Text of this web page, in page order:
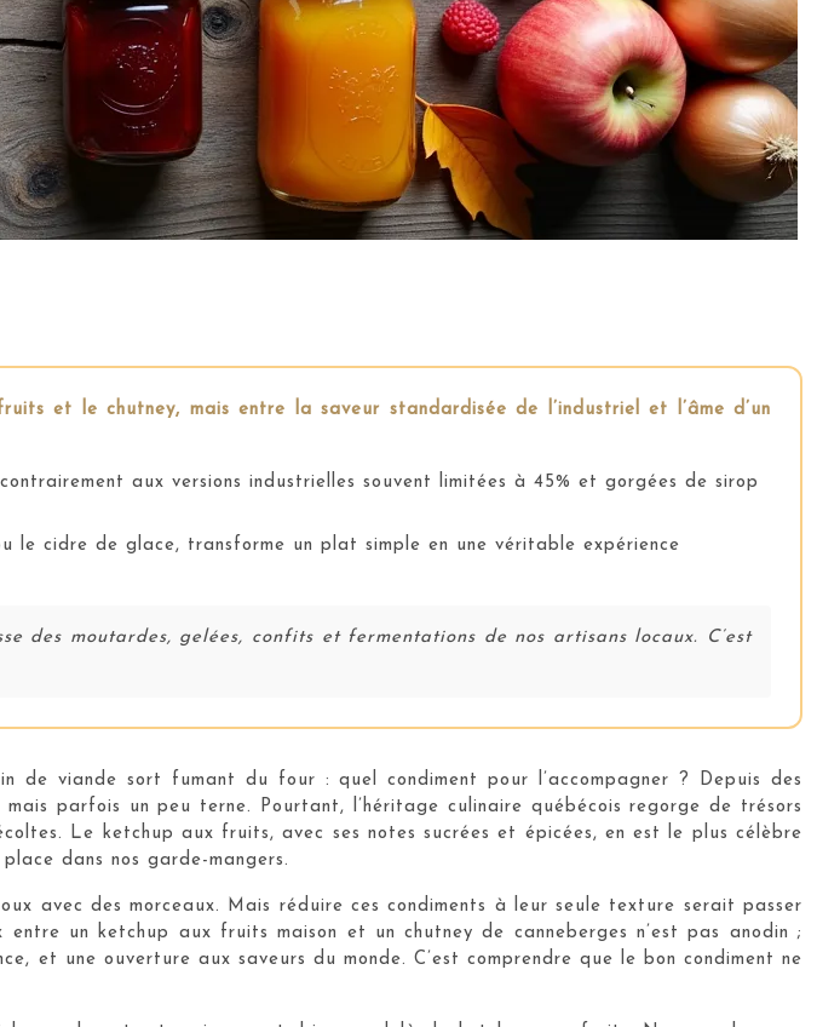
et le chutney, mais entre la saveur standardisée de l’industriel et l’âme d’un
aux versions industrielles souvent limitées à 45% et gorgées de sirop
le cidre de glace, transforme un plat simple en une véritable expérience
moutardes, gelées, confits et fermentations de nos artisans locaux. C’est
viande sort fumant du four : quel condiment pour l’accompagner ? Depuis des
parfois un peu terne. Pourtant, l’héritage culinaire québécois regorge de trésors
Le ketchup aux fruits, avec ses notes sucrées et épicées, en est le plus célèbre
dans nos garde-mangers.
avec des morceaux. Mais réduire ces condiments à leur seule texture serait passer
un ketchup aux fruits maison et un chutney de canneberges n’est pas anodin ;
et une ouverture aux saveurs du monde. C’est comprendre que le bon condiment ne